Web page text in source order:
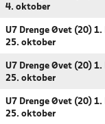
4. oktober
U7 Drenge Øvet (20) 1.
25. oktober
U7 Drenge Øvet (20) 1.
25. oktober
U7 Drenge Øvet (20) 1.
25. oktober